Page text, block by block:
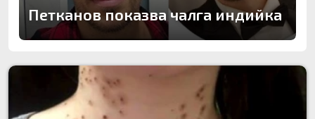
Петканов показва чалга индийка